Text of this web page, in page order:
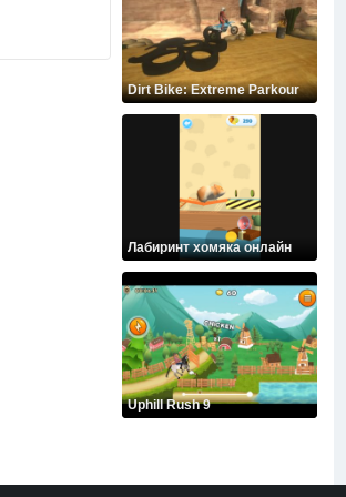
Dirt Bike: Extreme Parkour
Лабиринт хомяка онлайн
Uphill Rush 9